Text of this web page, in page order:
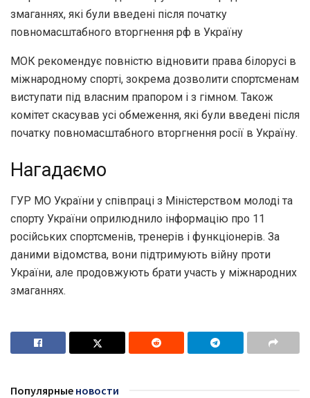
змаганнях, які були введені після початку
повномасштабного вторгнення рф в Україну
МОК рекомендує повністю відновити права білорусі в
міжнародному спорті, зокрема дозволити спортсменам
виступати під власним прапором і з гімном. Також
комітет скасував усі обмеження, які були введені після
початку повномасштабного вторгнення росії в Україну.
Нагадаємо
ГУР МО України у співпраці з Міністерством молоді та
спорту України оприлюднило інформацію про 11
російських спортсменів, тренерів і функціонерів. За
даними відомства, вони підтримують війну проти
України, але продовжують брати участь у міжнародних
змаганнях.
Популярные новости